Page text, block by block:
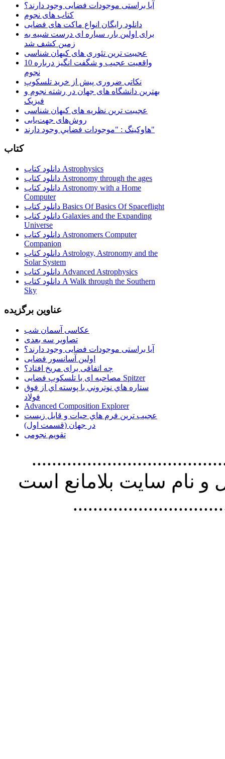
آیا براستی موجودات فضایی وجود دارند؟
کتاب های نجوم
دانلود رایگان انواع ماکت های فضایی
برای اولین بار، سیاره ای درست شبیه به
زمین کشف شد
عجیبت ترین تئوری های کیهان شناسی
10 واقعیت عجیب و شگفت انگیز درباره
نجوم
نکاتی ضروری پیش از خرید تلسکوپ
بهترین دانشگاه های جهان در رشته نجوم و
فیزیک
عجیبت ترین نظریه های کیهان شناسی
روش‌های جهت‌یابی
هاوكينگ : "موجودات فضايي وجود دارند"
کتاب
دانلود کتاب Astrophysics
دانلود کتاب Astronomy through the ages
دانلود کتاب Astronomy with a Home
Computer
دانلود کتاب Basics Of Basics Of Spaceflight
دانلود کتاب Galaxies and the Expanding
Universe
دانلود کتاب Astronomers Computer
Companion
دانلود کتاب Astrology, Astronomy and the
Solar System
دانلود کتاب Advanced Astrophysics
دانلود کتاب A Walk through the Southern
Sky
عناوین برگزیده
عکاسی آسمان شب
تصاویر سه بعدی
آیا براستی موجودات فضایی وجود دارند؟
اولین آسانسور فضایی
چه اتفاقی برای مریخ افتاد؟
مصاحبه ای با تلسکوپ فضایی Spitzer
ستاره هاي نوتروني با پوسته اي از فوق
فولاد
Advanced Composition Explorer
عجیب ترین فرم هاي حيات و قابل زيست
در جهان (قسمت اول)
تقویم نجومی
استفاده از
نام سايت بلامانع است